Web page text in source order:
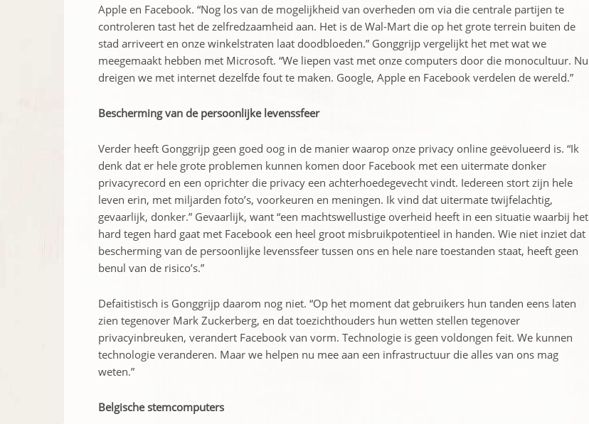
Apple en Facebook. “Nog los van de mogelijkheid van overheden om via die centrale partijen te
controleren tast het de zelfredzaamheid aan. Het is de Wal-Mart die op het grote terrein buiten de
stad arriveert en onze winkelstraten laat doodbloeden.” Gonggrijp vergelijkt het met wat we
meegemaakt hebben met Microsoft. “We liepen vast met onze computers door die monocultuur. Nu
dreigen we met internet dezelfde fout te maken. Google, Apple en Facebook verdelen de wereld.”
Bescherming van de persoonlijke levenssfeer
Verder heeft Gonggrijp geen goed oog in de manier waarop onze privacy online geëvolueerd is. “Ik
denk dat er hele grote problemen kunnen komen door Facebook met een uitermate donker
privacyrecord en een oprichter die privacy een achterhoedegevecht vindt. Iedereen stort zijn hele
leven erin, met miljarden foto’s, voorkeuren en meningen. Ik vind dat uitermate twijfelachtig,
gevaarlijk, donker.” Gevaarlijk, want “een machtswellustige overheid heeft in een situatie waarbij het
hard tegen hard gaat met Facebook een heel groot misbruikpotentieel in handen. Wie niet inziet dat
bescherming van de persoonlijke levenssfeer tussen ons en hele nare toestanden staat, heeft geen
benul van de risico’s.”
Defaitistisch is Gonggrijp daarom nog niet. “Op het moment dat gebruikers hun tanden eens laten
zien tegenover Mark Zuckerberg, en dat toezichthouders hun wetten stellen tegenover
privacyinbreuken, verandert Facebook van vorm. Technologie is geen voldongen feit. We kunnen
technologie veranderen. Maar we helpen nu mee aan een infrastructuur die alles van ons mag
weten.”
Belgische stemcomputers